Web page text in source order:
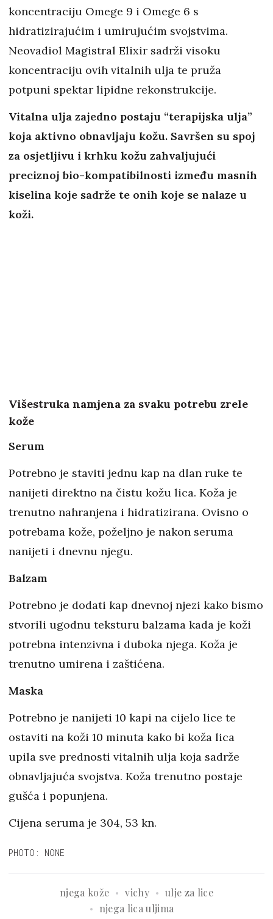
koncentraciju Omege 9 i Omege 6 s
hidratizirajućim i umirujućim svojstvima.
Neovadiol Magistral Elixir sadrži visoku
koncentraciju ovih vitalnih ulja te pruža
potpuni spektar lipidne rekonstrukcije.
Vitalna ulja zajedno postaju “terapijska ulja”
koja aktivno obnavljaju kožu. Savršen su spoj
za osjetljivu i krhku kožu zahvaljujući
preciznoj bio-kompatibilnosti između masnih
kiselina koje sadrže te onih koje se nalaze u
koži.
Višestruka namjena za svaku potrebu zrele
kože
Serum
Potrebno je staviti jednu kap na dlan ruke te
nanijeti direktno na čistu kožu lica. Koža je
trenutno nahranjena i hidratizirana. Ovisno o
potrebama kože, poželjno je nakon seruma
nanijeti i dnevnu njegu.
Balzam
Potrebno je dodati kap dnevnoj njezi kako bismo
stvorili ugodnu teksturu balzama kada je koži
potrebna intenzivna i duboka njega. Koža je
trenutno umirena i zaštićena.
Maska
Potrebno je nanijeti 10 kapi na cijelo lice te
ostaviti na koži 10 minuta kako bi koža lica
upila sve prednosti vitalnih ulja koja sadrže
obnavljajuća svojstva. Koža trenutno postaje
gušća i popunjena.
Cijena seruma je 304, 53 kn.
PHOTO: NONE
njega kože vichy
ulje za lice
njega lica uljima